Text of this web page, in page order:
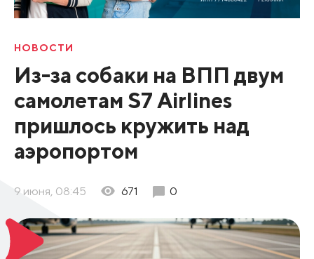
НОВОСТИ
Из-за собаки на ВПП двум
самолетам S7 Airlines
пришлось кружить над
аэропортом
9 июня, 08:45 671 0